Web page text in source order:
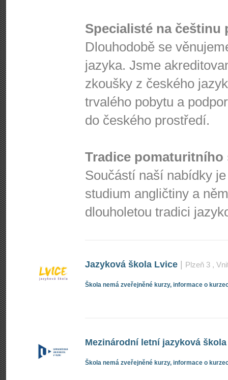
Specialisté na češtinu
Dlouhodobě se
jazyka. Jsme
zkoušky z českého
trvalého pobytu a
do českého prostředí.
Tradice pomaturitního
Součástí naší nabídky
studium angličtiny a
dlouholetou tradici
Jazyková škola Lvice Plzeň 3 ,
Škola nemá zveřejněné kurzy, informace o
Mezinárodní letní jazyková škola
Škola nemá zveřejněné kurzy, informace o